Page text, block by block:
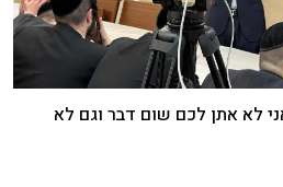
לא אתן לכם שום דבר וגם לא